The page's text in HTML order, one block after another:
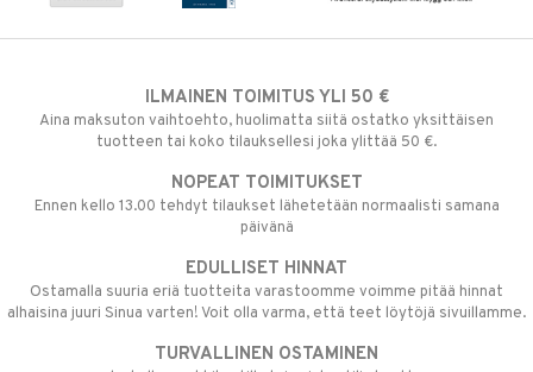
ILMAINEN TOIMITUS YLI 50 €
Aina maksuton vaihtoehto, huolimatta siitä ostatko yksittäisen
tuotteen tai koko tilauksellesi joka ylittää 50 €.
NOPEAT TOIMITUKSET
Ennen kello 13.00 tehdyt tilaukset lähetetään normaalisti samana
päivänä
EDULLISET HINNAT
Ostamalla suuria eriä tuotteita varastoomme voimme pitää hinnat
alhaisina juuri Sinua varten! Voit olla varma, että teet löytöjä sivuillamme.
TURVALLINEN OSTAMINEN